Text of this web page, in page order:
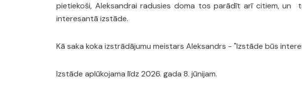
pietiekoši, Aleksandrai radusies doma tos parādīt arī citiem, un
interesantā izstāde.
Kā saka koka izstrādājumu meistars Aleksandrs - "Izstāde būs
Izstāde aplūkojama līdz 2026. gada 8. jūnijam.